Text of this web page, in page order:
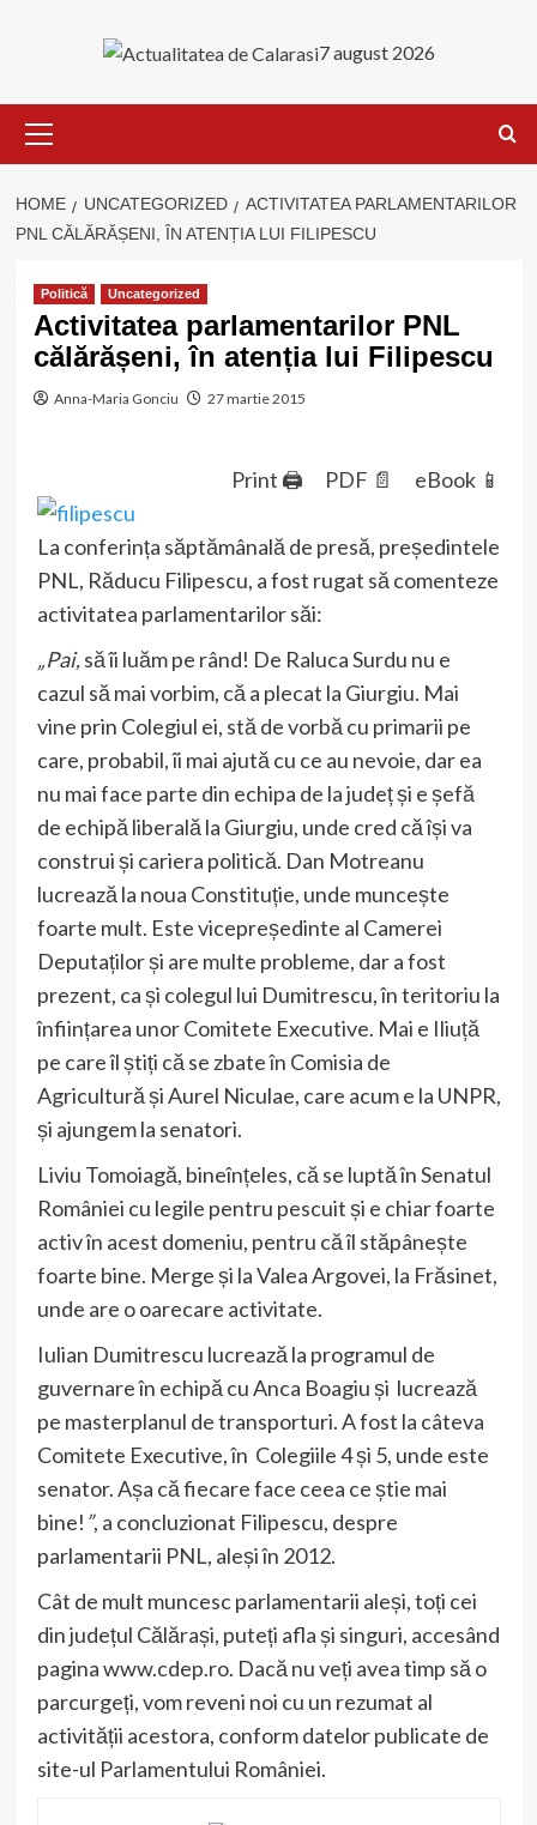
7 august 2026
Menu
HOME UNCATEGORIZED
ACTIVITATEA PARLAMENTARILOR
PNL CĂLĂRĂȘENI, ÎN ATENȚIA LUI FILIPESCU
Politică Uncategorized
Activitatea parlamentarilor PNL
călărășeni, în atenția lui Filipescu
Anna-Maria Gonciu 27 martie 2015
Print 🖨 PDF 📄 eBook 📱
La conferința săptămânală de presă, președintele
PNL, Răducu Filipescu, a fost rugat să comenteze
activitatea parlamentarilor săi:
„Pai,să îi luăm pe rând! De Raluca Surdu nu e
cazul să mai vorbim, că a plecat la Giurgiu. Mai
vine prin Colegiul ei, stă de vorbă cu primarii pe
care, probabil, îi mai ajută cu ce au nevoie, dar ea
nu mai face parte din echipa de la județ și e șefă
de echipă liberală la Giurgiu, unde cred că își va
construi și cariera politică. Dan Motreanu
lucrează la noua Constituție, unde muncește
foarte mult. Este vicepreședinte al Camerei
Deputaților și are multe probleme, dar a fost
prezent, ca și colegul lui Dumitrescu, în teritoriu la
înființarea unor Comitete Executive. Mai e Iliuță
pe care îl știți că se zbate în Comisia de
Agricultură și Aurel Niculae, care acum e la UNPR,
și ajungem la senatori.
Liviu Tomoiagă, bineînțeles, că se luptă în Senatul
României cu legile pentru pescuit și e chiar foarte
activ în acest domeniu, pentru că îl stăpânește
foarte bine. Merge și la Valea Argovei, la Frăsinet,
unde are o oarecare activitate.
Iulian Dumitrescu lucrează la programul de
guvernare în echipă cu Anca Boagiu și lucrează
pe masterplanul de transporturi. A fost la câteva
Comitete Executive, în Colegiile 4 și 5, unde este
senator. Așa că fiecare face ceea ce știe mai
bine! ”, a concluzionat Filipescu, despre
parlamentarii PNL, aleși în 2012.
Cât de mult muncesc parlamentarii aleși, toți cei
din județul Călărași, puteți afla și singuri, accesând
pagina www.cdep.ro. Dacă nu veți avea timp să o
parcurgeți, vom reveni noi cu un rezumat al
activității acestora, conform datelor publicate de
site-ul Parlamentului României.